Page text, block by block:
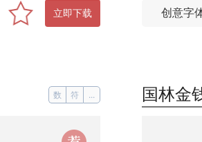
立即下载 创意字
数 符 ... 国林金